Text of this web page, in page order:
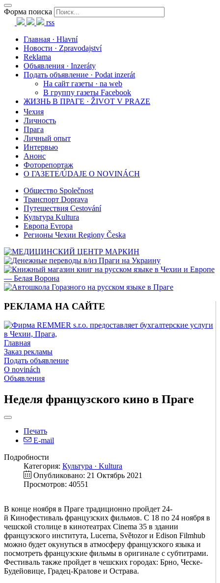
Форма поиска
rss
Главная · Hlavní
Новости · Zpravodajství
Reklama
Объявления · Inzeráty
Подать объявление · Podat inzerát
На сайт газеты · na web
В группу газеты Facebook
ЖИЗНЬ В ПРАГЕ · ŽIVOT V PRAZE
Чехия
Личность
Прага
Личный опыт
Интервью
Анонс
Фоторепортаж
О ГАЗЕТЕ/ÚDAJE O NOVINÁCH
Общество Společnost
Транспорт Doprava
Путешествия Cestování
Культура Kultura
Европа Evropa
Регионы Чехии Regiony Česka
РЕКЛАМА НА САЙТЕ
Главная
Заказ рекламы
Подать объявление
O novinách
Объявления
Неделя французского кино в Праге
Печать
E-mail
Подробности
Категория: Культура · Kultura
Опубликовано: 21 Октябрь 2021
Просмотров: 40551
В конце ноября в Праге традиционно пройдет 24-
й Кинофестиваль французских фильмов. С 18 по 24 ноября в
чешской столице в кинотеатрах Cinema 35 в здании
французского института, Lucerna, Světozor и Edison Filmhub
можно будет окунуться в атмосферу французского языка и
посмотреть французские фильмы в оригинале с субтитрами.
Фестиваль также пройдет в чешских городах: Брно, Ческе-
Будейовице, Градец-Кралове и Острава.